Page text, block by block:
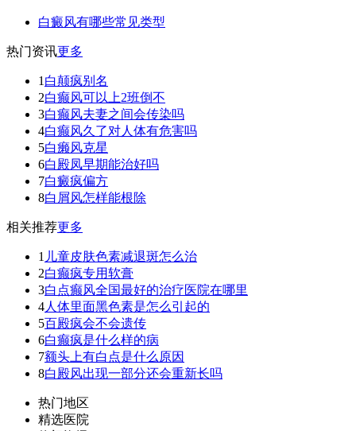
白癜风有哪些常见类型
热门资讯更多
1 白颠疯别名
2白癫风可以上2班倒不
3白癫风夫妻之间会传染吗
4白癫风久了对人体有危害吗
5白癞风克星
6白殿凤早期能治好吗
7白癜疯偏方
8白屑风怎样能根除
相关推荐更多
1 儿童皮肤色素减退斑怎么治
2白癫疯专用软膏
3白点癫风全国最好的治疗医院在哪里
4人体里面黑色素是怎么引起的
5百殿疯会不会遗传
6白癫疯是什么样的病
7额头上有白点是什么原因
8白殿风出现一部分还会重新长吗
热门地区
精选医院